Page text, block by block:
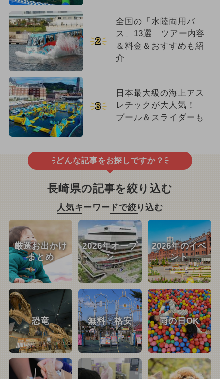
2
全国の「水陸両用バ
ス」13選 ツアー内容
＆料金＆おすすめも紹
介
3
日本最大級の海上アス
レチックが大人気！
プール＆スライダーも
どんな記事をお探しですか？
長崎県の記事を絞り込む
人気キーワードで絞り込む
厳選お出かけ
まとめ
2026年オープ
ン
2026年のイベ
ント
恐竜 無料・格安 雨の日OK